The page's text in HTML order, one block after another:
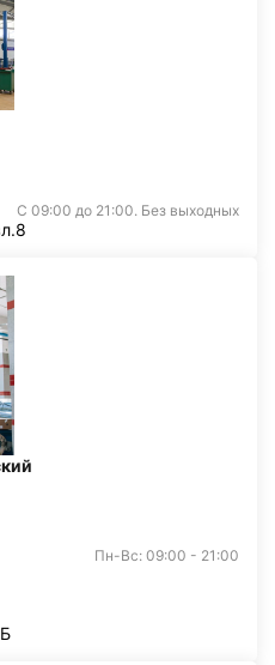
С 09:00 до 21:00. Без выходных
Пн-Вс: 09:00 - 21:00